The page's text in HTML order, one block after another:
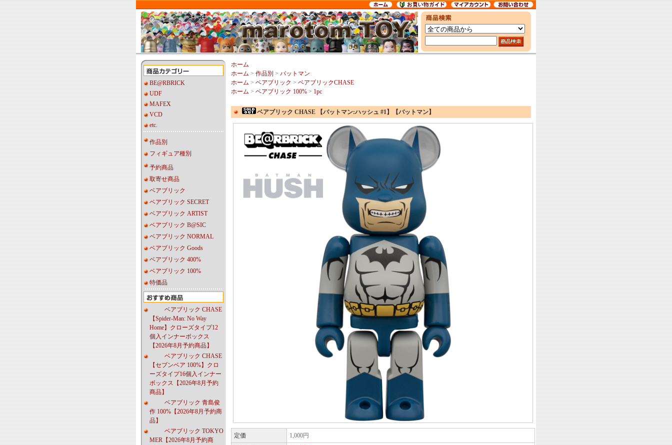
BE@RBRICK
UDF
MAFEX
VCD
etc.
作品別
フィギュア種別
予約商品
取寄せ商品
ベアブリック
ベアブリック SECRET
ベアブリック ARTIST
ベアブリック B@SIC
ベアブリック NORMAL
ベアブリック Goods
ベアブリック 400%
ベアブリック 100%
特価品
ベアブリック CHASE
【Spider-Man: No Way
Home】クローズタイプ12
個入インナーボックス
【2026年8月予約商品】
ベアブリック CHASE
【セブンベア 100%】クロ
ーズタイプ16個入インナー
ボックス【2026年8月予約
商品】
ベアブリック 青島俊
作 100%【2026年8月予約商
品】
ベアブリック TOKYO
MER【2026年8月予約商
ホーム
ホーム > 作品別 > バットマン
ホーム > ベアブリック > ベアブリックCHASE
ホーム > ベアブリック 100% > 1pc
ベアブリック CHASE 【バットマン:ハッシュ #1】【バットマン】
定価 1,000円